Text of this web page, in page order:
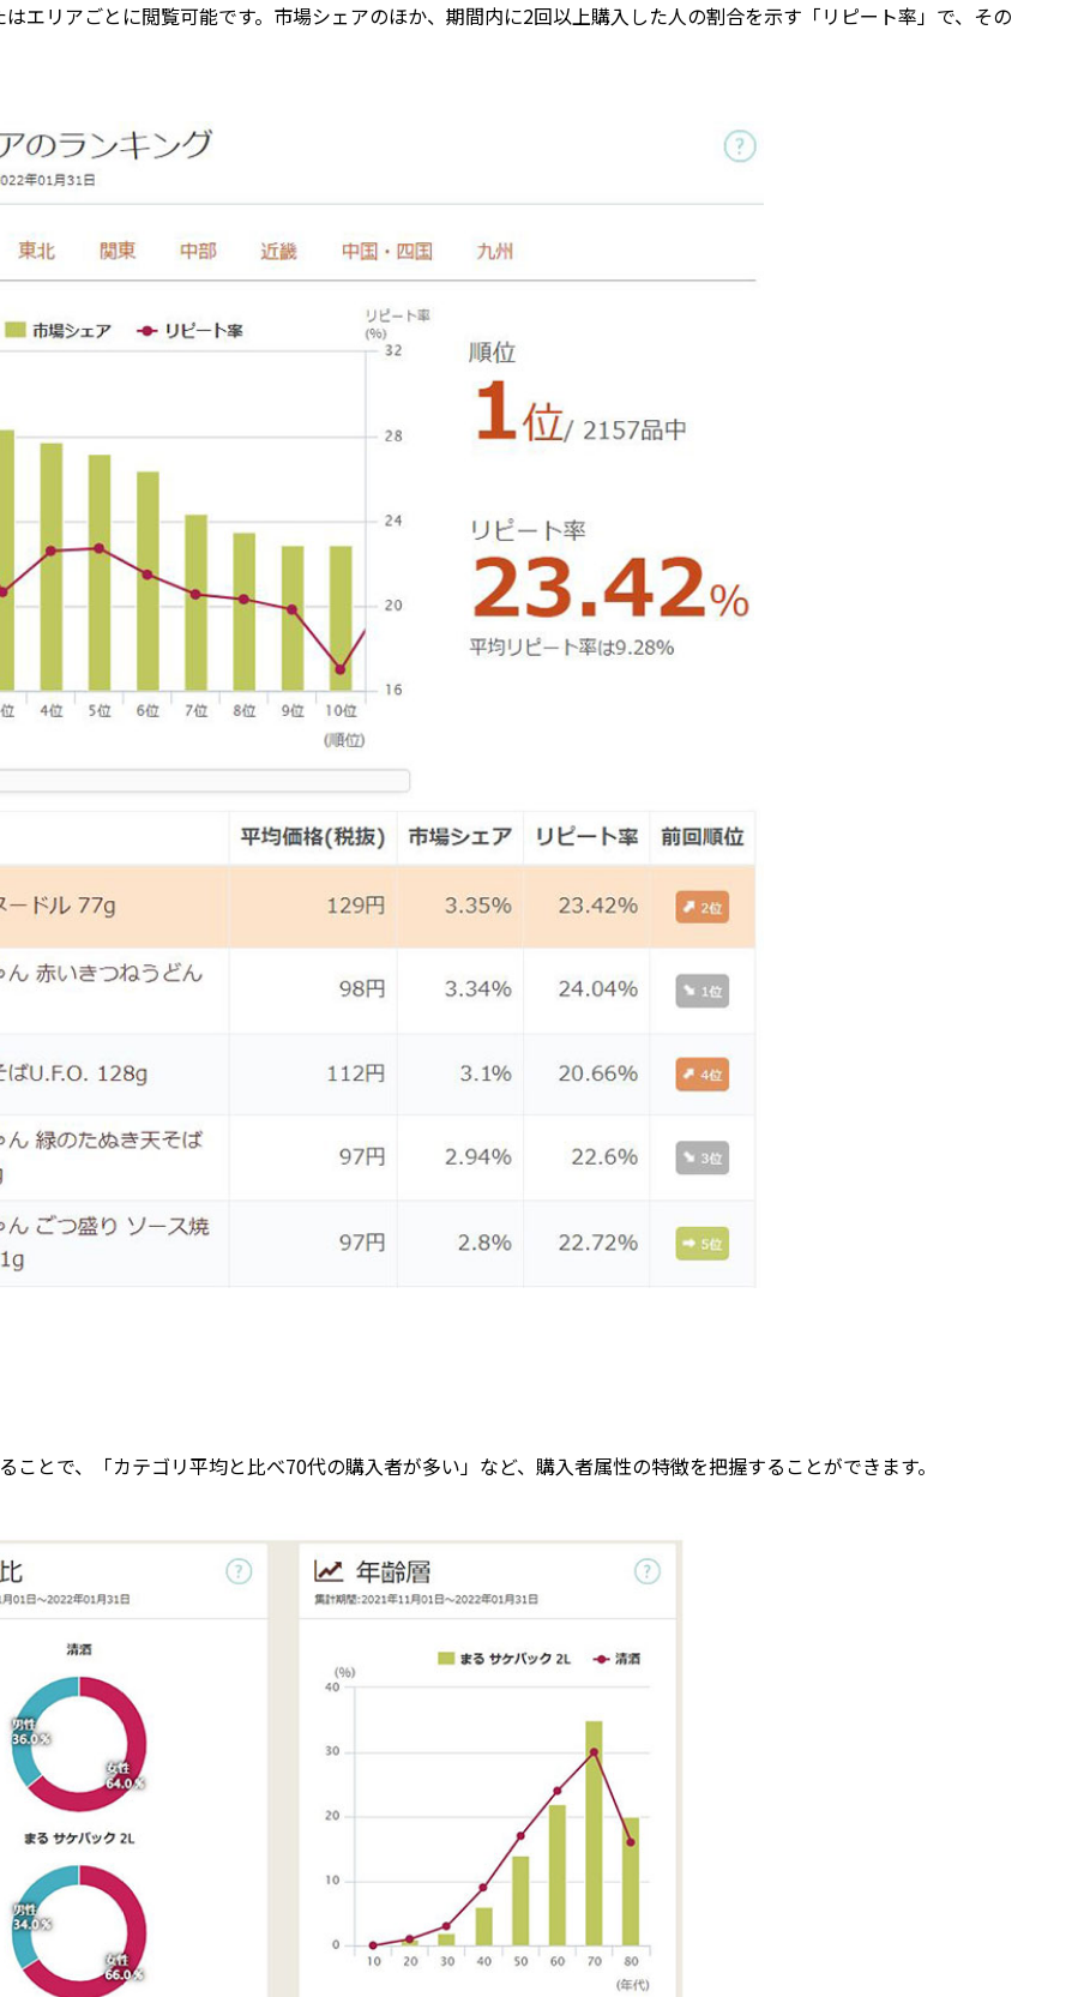
エリアごとに閲覧可能です。市場シェアのほか、期間内に2回以上購入した人の割合を示す「リピート率」で、その
とで、「カテゴリ平均と比べ70代の購入者が多い」など、購入者属性の特徴を把握することができます。